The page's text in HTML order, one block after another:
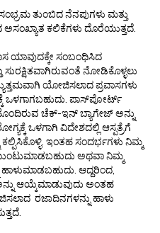
ತುಂಬಿದ ನೆನಪುಗಳು ಮತ್ತು
ಕಲಿಕೆಗಳು ದೊರೆಯುತ್ತದೆ.
ಯಾವುದಕ್ಕೇ ಸಂಬಂಧಿಸಿದ
ನೋಡಿಕೊಳ್ಳಲು
ಯೋಜಿಸಲಾದ ಪ್ರವಾಸಗಳು
ಒಳಗಾಗಬಹುದು. ಪಾಸ್‌ಪೋರ್ಟ್
ಚೆಕ್-ಇನ್ ಬ್ಯಾಗೇಜ್ ಅನ್ನು
ಒಳಗಾಗಿ ವಿದೇಶದಲ್ಲಿ ಆಸ್ಪತ್ರೆಗೆ
ಇಂತಹ ಸಂದರ್ಭಗಳು ನಿಮ್ಮ
ಅಥವಾ ನಿಮ್ಮ
ಆದ್ದರಿಂದ,
ಆಯ್ಕೆಮಾಡುವುದು ಅಂತಹ
ರಜಾದಿನಗಳನ್ನು ಹಾಳು